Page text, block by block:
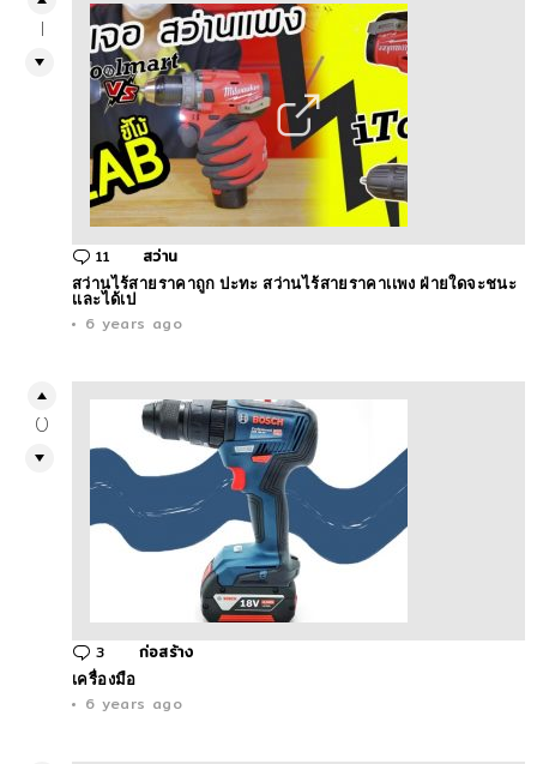
11 Comments
สว่าน
สว่านไร้สายราคาถูก ปะทะ สว่านไร้สายราคาเเพง ฝ่ายใดจะชนะ
เเละได้เป
6 years ago
3 Comments
ก่อสร้าง
เครื่องมือ
6 years ago
0